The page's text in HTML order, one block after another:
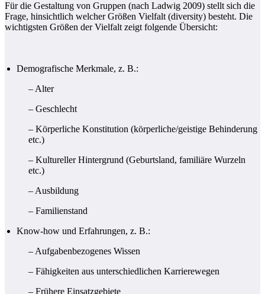
Für die Gestaltung von Gruppen (nach Ladwig 2009) stellt sich die
Frage, hinsichtlich welcher Größen Vielfalt (diversity) besteht. Die
wichtigsten Größen der Vielfalt zeigt folgende Übersicht:
Demografische Merkmale, z. B.:
– Alter
– Geschlecht
– Körperliche Konstitution (körperliche/geistige Behinderung
etc.)
– Kultureller Hintergrund (Geburtsland, familiäre Wurzeln
etc.)
– Ausbildung
– Familienstand
Know-how und Erfahrungen, z. B.:
– Aufgabenbezogenes Wissen
– Fähigkeiten aus unterschiedlichen Karrierewegen
– Frühere Einsatzgebiete